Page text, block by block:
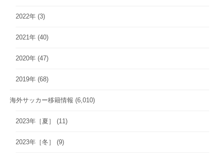
2022年 (3)
2021年 (40)
2020年 (47)
2019年 (68)
海外サッカー移籍情報 (6,010)
2023年［夏］ (11)
2023年［冬］ (9)